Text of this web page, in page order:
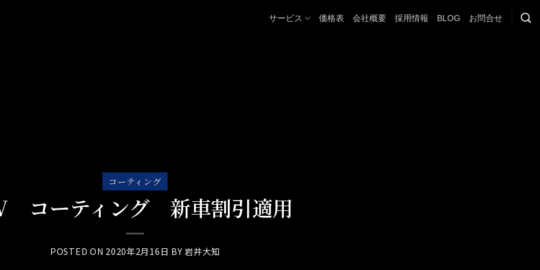
サービス 価格表 会社概要 採用情報 BLOG お問合せ
コーティング
コーティング 新車割引適用
POSTED ON 2020年2月16日 BY岩井大知